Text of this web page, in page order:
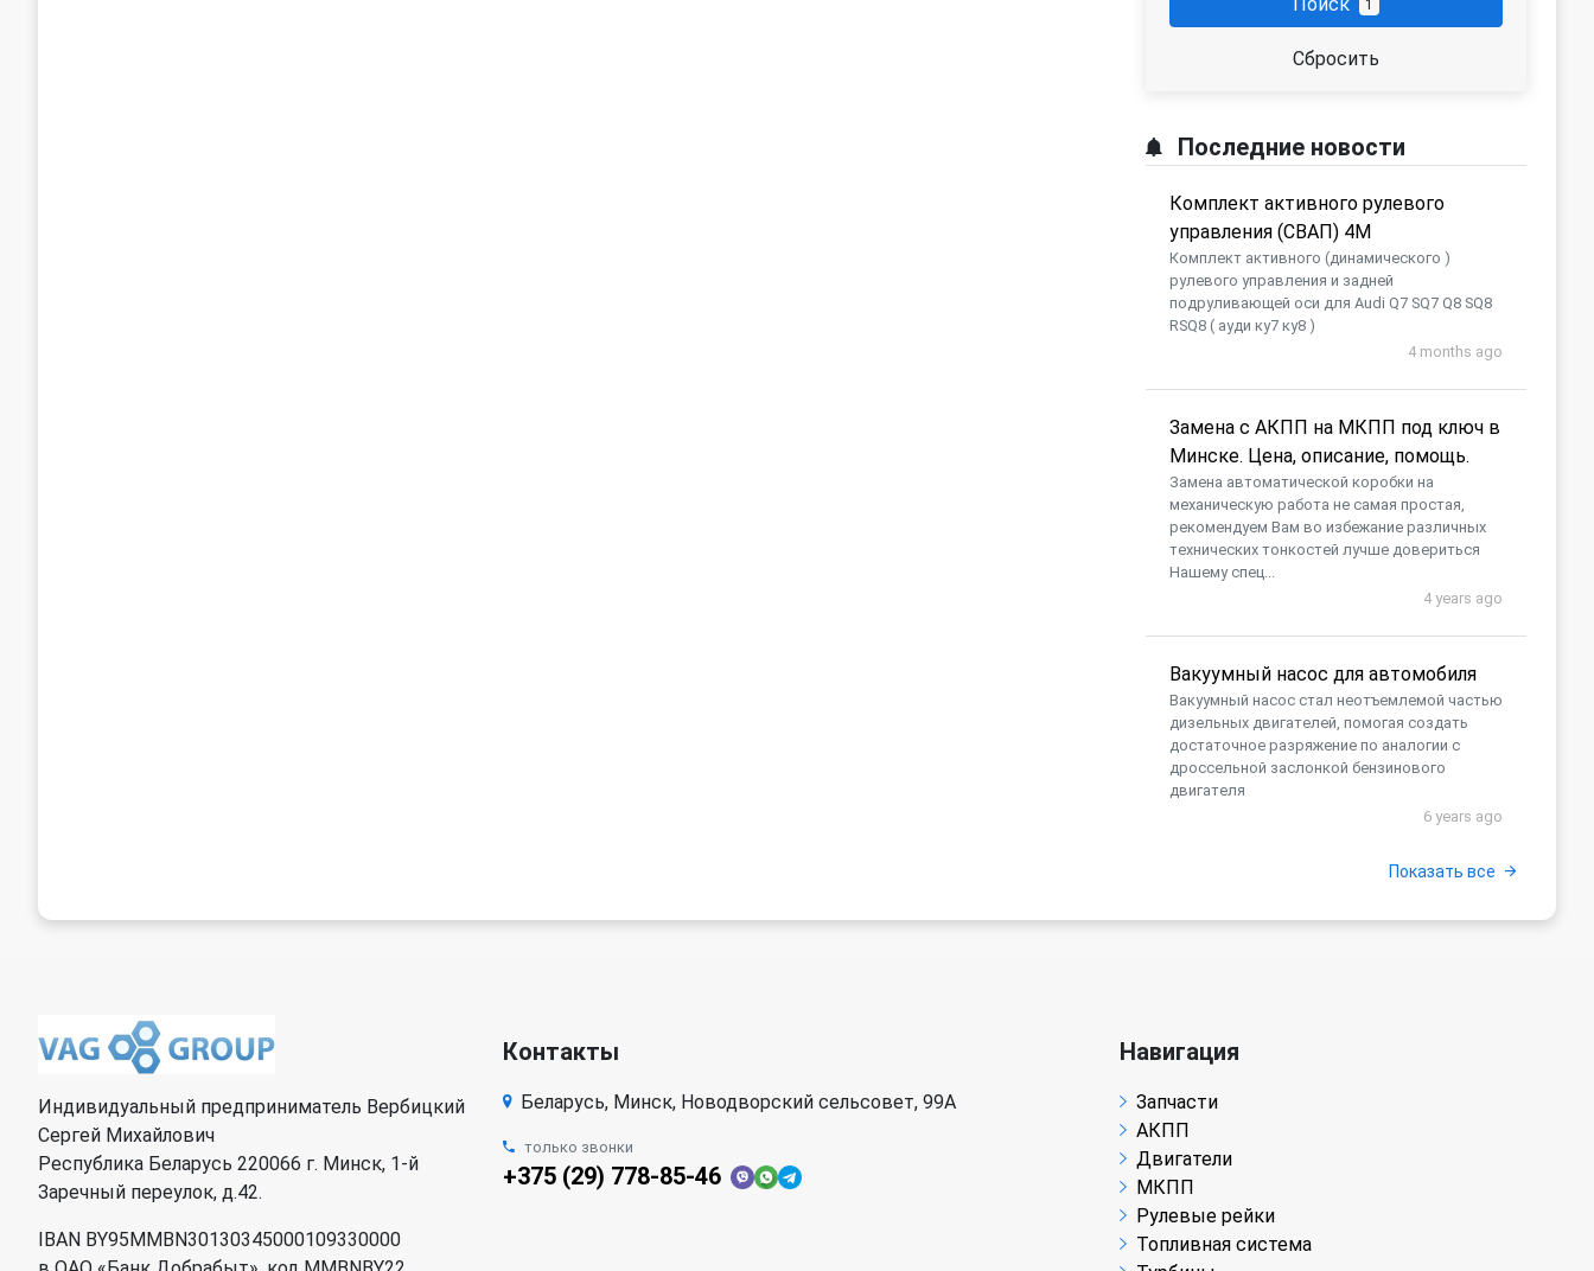
1
Сбросить
Последние новости
Комплект активного рулевого
управления (СВАП) 4M
Комплект активного (динамического )
рулевого управления и задней
подруливающей оси для Audi Q7 SQ7 Q8 SQ8
RSQ8 ( ауди ку7 ку8 )
4 months ago
Замена с АКПП на МКПП под ключ в
Минске. Цена, описание, помощь.
Замена автоматической коробки на
механическую работа не самая простая,
рекомендуем Вам во избежание различных
технических тонкостей лучше довериться
Нашему спец...
4 years ago
Вакуумный насос для автомобиля
​Вакуумный насос стал неотъемлемой частью
дизельных двигателей, помогая создать
достаточное разряжение по аналогии с
дроссельной заслонкой бензинового
двигателя
6 years ago
Показать все
Индивидуальный предприниматель Вербицкий
Сергей Михайлович
Республика Беларусь 220066 г. Минск, 1-й
Заречный переулок, д.42.
IBAN BY95MMBN30130345000109330000
Контакты
Беларусь, Минск, Новодворский сельсовет, 99А
только звонки
+375 (29) 778-85-46
Навигация
Запчасти
АКПП
Двигатели
МКПП
Рулевые рейки
Топливная система